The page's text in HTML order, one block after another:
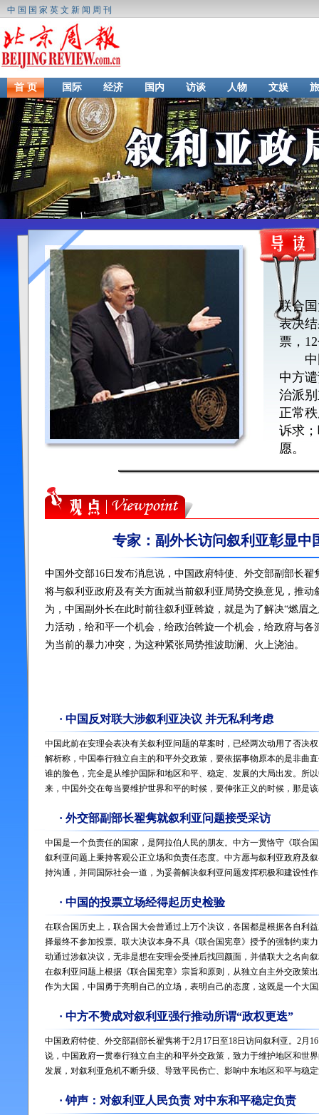
中国国家英文新闻周刊
首 页 国际 经济 国内 访谈 人物 文娱
联合
表决
票，
中国
中方
治派
正常
诉求
愿。
专家：副外长访问叙利亚彰显中
中国外交部16日发布消息说，中国政府特使、外交部副部长翟
将与叙利亚政府及有关方面就当前叙利亚局势交换意见，推
为，中国副外长在此时前往叙利亚斡旋，就是为了解决“燃眉
力活动，给和平一个机会，给政治斡旋一个机会，给政府与
为当前的暴力冲突，为这种紧张局势推波助澜、火上浇油。
· 中国反对联大涉叙利亚决议 并无私利考虑
中国此前在安理会表决有关叙利亚问题的草案时，已经两次动用了否决
解析称，中国奉行独立自主的和平外交政策，要依据事物原本的是非曲
谁的脸色，完全是从维护国际和地区和平、稳定、发展的大局出发。所
来，中国外交在每当要维护世界和平的时候，要伸张正义的时候，那是
· 外交部副部长翟隽就叙利亚问题接受采访
中国是一个负责任的国家，是阿拉伯人民的朋友。中方一贯恪守《联合
叙利亚问题上秉持客观公正立场和负责任态度。中方愿与叙利亚政府及
持沟通，并同国际社会一道，为妥善解决叙利亚问题发挥积极和建设性
· 中国的投票立场经得起历史检验
在联合国历史上，联合国大会曾通过上万个决议，各国都是根据各自利
择最终不参加投票。联大决议本身不具《联合国宪章》授予的强制约束
动通过涉叙决议，无非是想在安理会受挫后找回颜面，并借联大之名向
在叙利亚问题上根据《联合国宪章》宗旨和原则，从独立自主外交政策
作为大国，中国勇于亮明自己的立场，表明自己的态度，这既是一个大
· 中方不赞成对叙利亚强行推动所谓“政权更迭”
中国政府特使、外交部副部长翟隽将于2月17日至18日访问叙利亚。2月
说，中国政府一贯奉行独立自主的和平外交政策，致力于维护地区和世
发展，对叙利亚危机不断升级、导致平民伤亡、影响中东地区和平与稳
·钟声：对叙利亚人民负责 对中东和平稳定负责